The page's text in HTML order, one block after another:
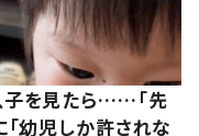
を見たら……「先
「幼児しか許されな